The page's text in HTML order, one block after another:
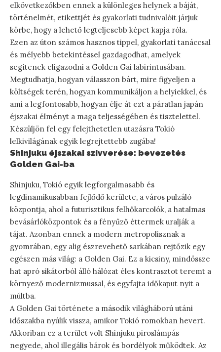
elkövetkezőkben ennek a különleges helynek a báját,
történelmét, etikettjét és gyakorlati tudnivalóit járjuk
körbe, hogy a lehető legteljesebb képet kapja róla.
Ezen az úton számos hasznos tippel, gyakorlati tanáccsal
és mélyebb betekintéssel gazdagodhat, amelyek
segítenek eligazodni a Golden Gai labirintusában.
Megtudhatja, hogyan válasszon bárt, mire figyeljen a
költségek terén, hogyan kommunikáljon a helyiekkel, és
ami a legfontosabb, hogyan élje át ezt a páratlan japán
éjszakai élményt a maga teljességében és tisztelettel.
Készüljön fel egy felejthetetlen utazásra Tokió
lelkivilágának egyik legrejtettebb zugába!
Shinjuku éjszakai szívverése: bevezetés
Golden Gai-ba
Shinjuku, Tokió egyik legforgalmasabb és
legdinamikusabban fejlődő kerülete, a város pulzáló
központja, ahol a futurisztikus felhőkarcolók, a hatalmas
bevásárlóközpontok és a fényűző éttermek uralják a
tájat. Azonban ennek a modern metropolisznak a
gyomrában, egy alig észrevehető sarkában rejtőzik egy
egészen más világ: a Golden Gai. Ez a kicsiny, mindössze
hat apró sikátorból álló hálózat éles kontrasztot teremt a
környező modernizmussal, és egyfajta időkaput nyit a
múltba.
A Golden Gai története a második világháború utáni
időszakba nyúlik vissza, amikor Tokió romokban hevert.
Akkoriban ez a terület volt Shinjuku piroslámpás
negyede, ahol illegális bárok és bordélyok működtek. Az